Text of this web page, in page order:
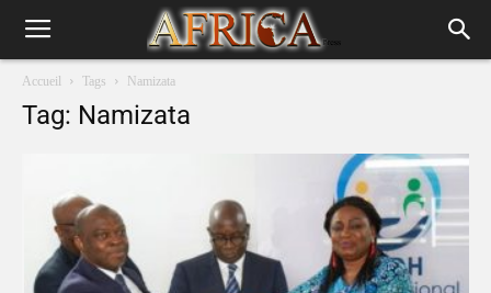
Accueil Tags Namizata
Tag: Namizata